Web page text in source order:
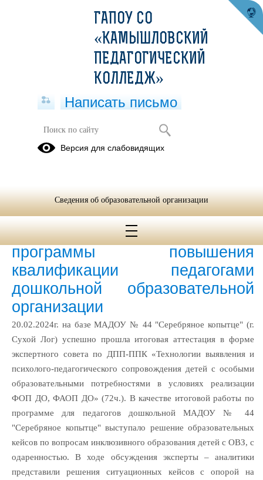
Деловой игрой «Экспертный совет»
завершилось освоение программы
Деловой игрой «Экспертный
совет» завершилось освоение
программы повышения
квалификации педагогами
дошкольной образовательной
организации
20.02.2024г. на базе МАДОУ № 44 "Серебряное копытце" (г.
Сухой Лог) успешно прошла итоговая аттестация в форме
экспертного совета по ДПП-ППК «Технологии выявления и
психолого-педагогического сопровождения детей с особыми
образовательными потребностями в условиях реализации
ФОП ДО, ФАОП ДО» (72ч.). В качестве итоговой работы по
программе для педагогов дошкольной МАДОУ № 44
"Серебряное копытце" выступало решение образовательных
кейсов по вопросам инклюзивного образования детей с ОВЗ, с
одаренностью. В ходе обсуждения эксперты – аналитики
представили решения ситуационных кейсов с опорой на
ГАПОУ СО
«КАМЫШЛОВСКИЙ
ПЕДАГОГИЧЕСКИЙ
КОЛЛЕДЖ»
Написать письмо
Версия для слабовидящих
Сведения об образовательной организации